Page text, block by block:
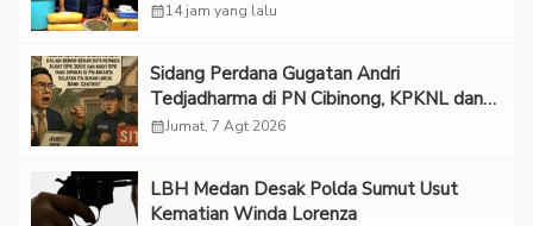
calendar_month14 jam yang lalu
Sidang Perdana Gugatan Andri
Tedjadharma di PN Cibinong, KPKNL dan
PUPN Mangkir
calendar_monthJumat, 7 Agt 2026
LBH Medan Desak Polda Sumut Usut
Kematian Winda Lorenza